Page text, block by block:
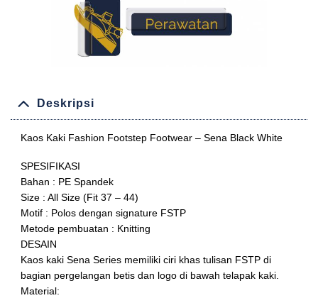
Deskripsi
Kaos Kaki Fashion Footstep Footwear – Sena Black White
SPESIFIKASI
Bahan : PE Spandek
Size : All Size (Fit 37 – 44)
Motif : Polos dengan signature FSTP
Metode pembuatan : Knitting
DESAIN
Kaos kaki Sena Series memiliki ciri khas tulisan FSTP di
bagian pergelangan betis dan logo di bawah telapak kaki.
Material: